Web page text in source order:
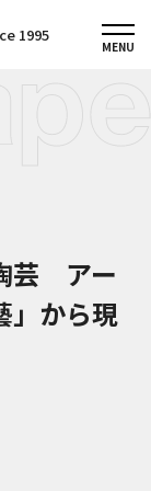
1995
芸 アー
」から現